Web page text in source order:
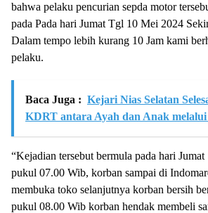
bahwa pelaku pencurian sepda motor
pada Pada hari Jumat Tgl 10 Mei 2024
Dalam tempo lebih kurang 10 Jam kami
pelaku.
Baca Juga : Kejari Nias Selatan
KDRT antara Ayah dan Anak
“Kejadian tersebut bermula pada hari
pukul 07.00 Wib, korban sampai di
membuka toko selanjutnya korban bersih
pukul 08.00 Wib korban hendak membeli